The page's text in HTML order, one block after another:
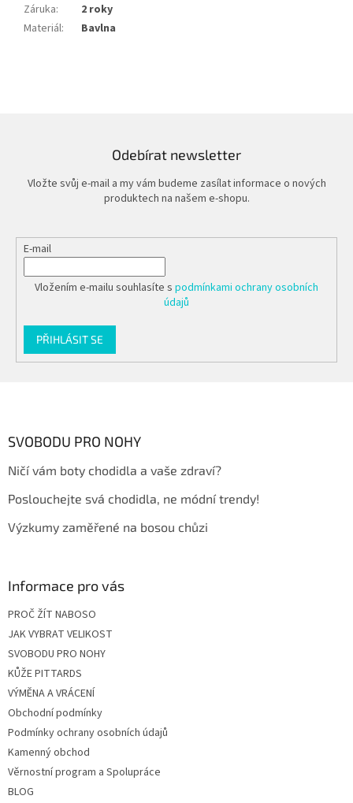
Záruka:
2 roky
Materiál: Bavlna
Odebírat newsletter
Vložte svůj e-mail a my vám budeme zasílat informace o nových
produktech na našem e-shopu.
E-mail
Vložením e-mailu souhlasíte s podmínkami ochrany osobních
údajů
PŘIHLÁSIT SE
SVOBODU PRO NOHY
Ničí vám boty chodidla a vaše zdraví?
Poslouchejte svá chodidla, ne módní trendy!
Výzkumy zaměřené na bosou chůzi
Informace pro vás
PROČ ŽÍT NABOSO
JAK VYBRAT VELIKOST
SVOBODU PRO NOHY
KŮŽE PITTARDS
VÝMĚNA A VRÁCENÍ
Obchodní podmínky
Podmínky ochrany osobních údajů
Kamenný obchod
Věrnostní program a Spolupráce
BLOG